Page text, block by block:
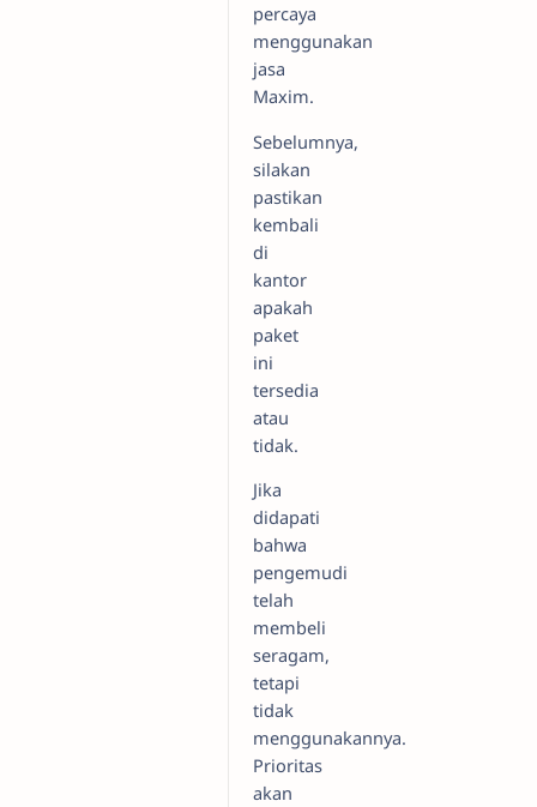
percaya
menggunakan
jasa
Maxim.
Sebelumnya,
silakan
pastikan
kembali
di
kantor
apakah
paket
ini
tersedia
atau
tidak.
Jika
didapati
bahwa
pengemudi
telah
membeli
seragam,
tetapi
tidak
menggunakannya.
Prioritas
akan